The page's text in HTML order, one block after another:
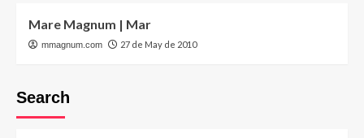
Mare Magnum | Mar
mmagnum.com 27 de May de 2010
Search